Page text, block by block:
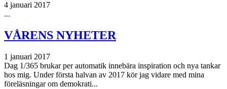
4 januari 2017
...
VÅRENS NYHETER
1 januari 2017
Dag 1/365 brukar per automatik innebära inspiration och nya tankar
hos mig. Under första halvan av 2017 kör jag vidare med mina
föreläsningar om demokrati...